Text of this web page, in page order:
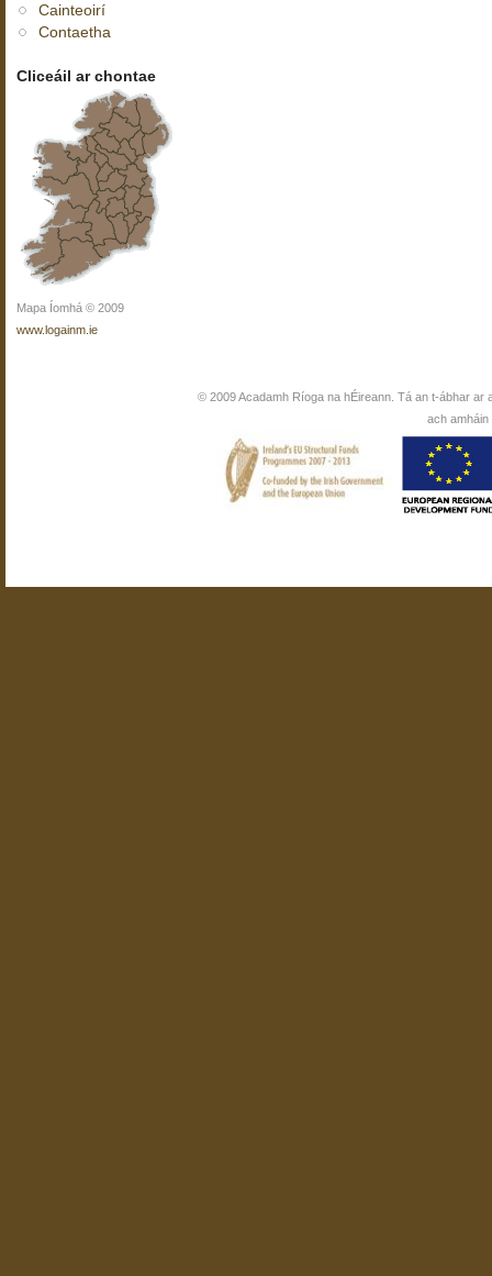
Cainteoirí
Contaetha
Cliceáil ar chontae
Mapa Íomhá © 2009
www.logainm.ie
© 2009 Acadamh Ríoga na hÉireann. Tá an t-ábhar ar
ach amháin